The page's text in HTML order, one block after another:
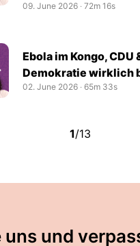
09. June 2026 ‧ 72m 16s
Ebola im Kongo, CDU
Demokratie wirklich
02. June 2026 ‧ 65m 33s
1/13
uns und